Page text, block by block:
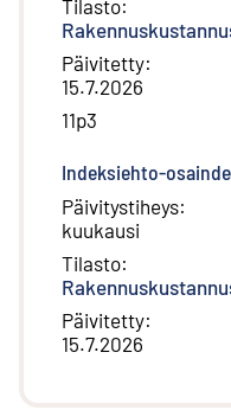
Tilasto:
Päivitetty:
15.7.2026
11p3
Indeksiehto-
Päivitystiheys:
kuukausi
Tilasto:
Päivitetty:
15.7.2026